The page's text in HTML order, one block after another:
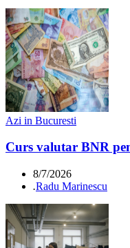
Azi in Bucuresti
Curs valutar BNR
8/7/2026
.Radu Marinescu